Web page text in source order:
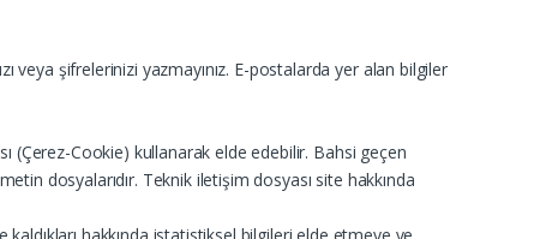
veya şifrelerinizi yazmayınız. E-postalarda yer alan bilgiler
(Çerez-Cookie) kullanarak elde edebilir. Bahsi geçen
dosyalarıdır. Teknik iletişim dosyası site hakkında